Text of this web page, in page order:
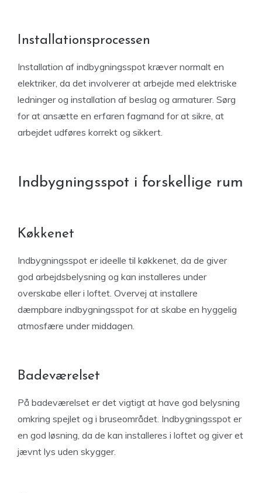
Installationsprocessen
Installation af indbygningsspot kræver normalt en
elektriker, da det involverer at arbejde med elektriske
ledninger og installation af beslag og armaturer. Sørg
for at ansætte en erfaren fagmand for at sikre, at
arbejdet udføres korrekt og sikkert.
Indbygningsspot i forskellige rum
Køkkenet
Indbygningsspot er ideelle til køkkenet, da de giver
god arbejdsbelysning og kan installeres under
overskabe eller i loftet. Overvej at installere
dæmpbare indbygningsspot for at skabe en hyggelig
atmosfære under middagen.
Badeværelset
På badeværelset er det vigtigt at have god belysning
omkring spejlet og i bruseområdet. Indbygningsspot er
en god løsning, da de kan installeres i loftet og giver et
jævnt lys uden skygger.